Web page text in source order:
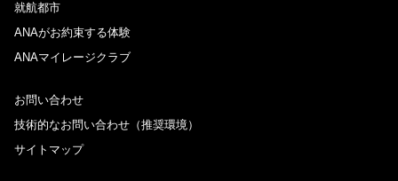
就航都市
ANAがお約束する体験
ANAマイレージクラブ
お問い合わせ
技術的なお問い合わせ（推奨環境）
サイトマップ